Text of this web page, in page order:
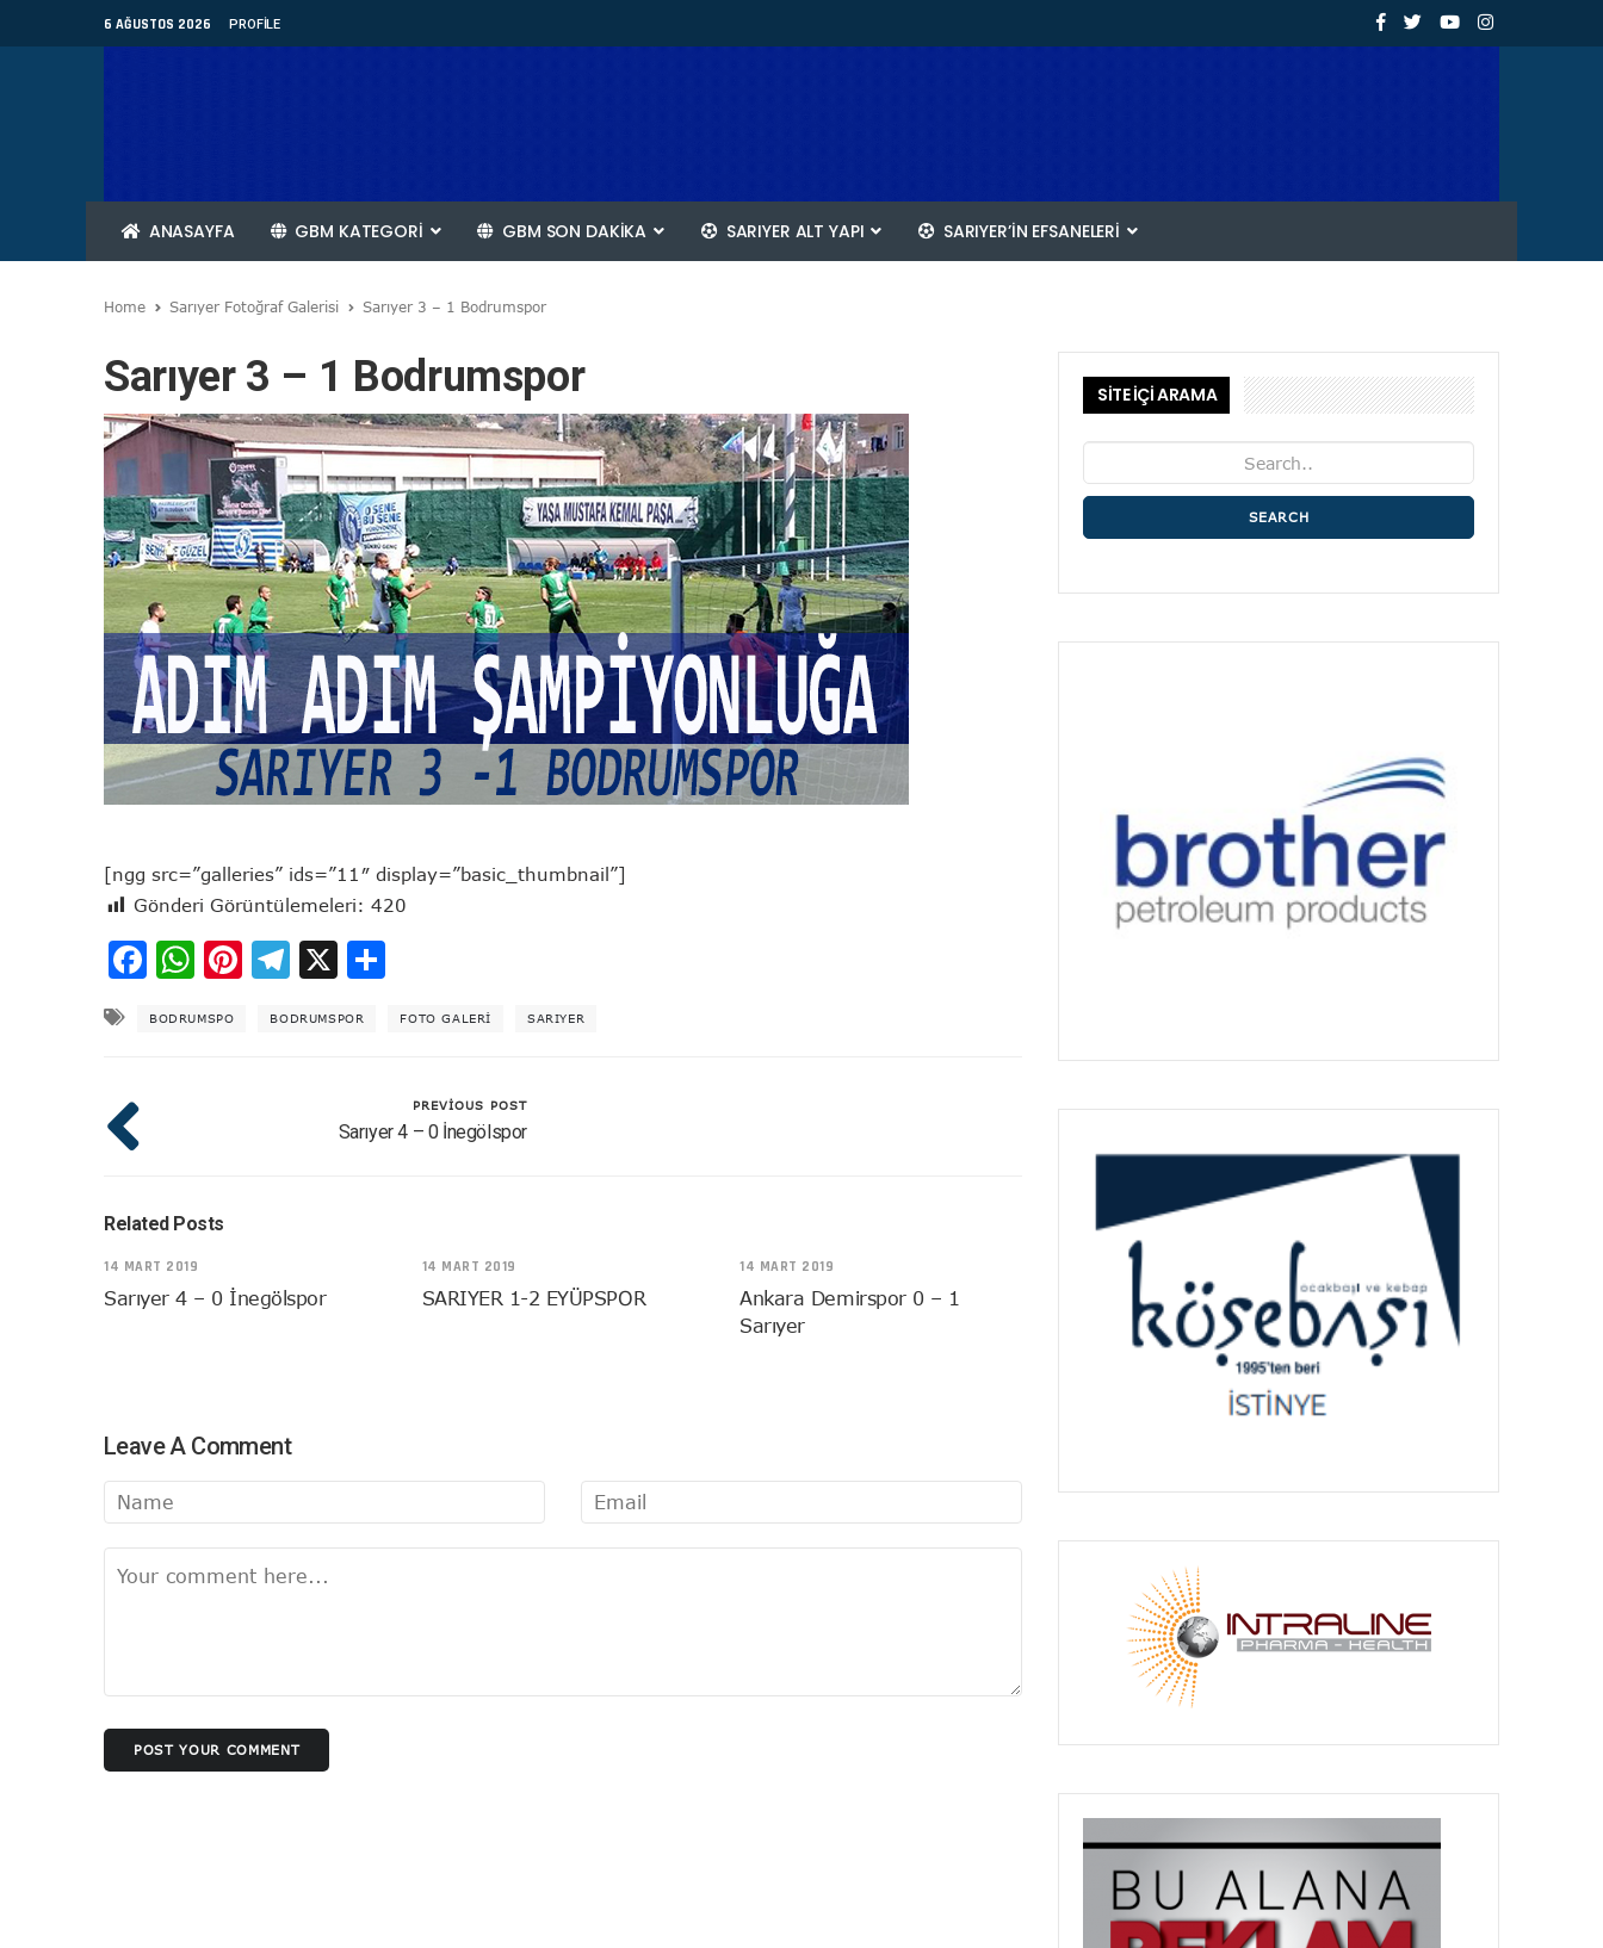
6 AĞUSTOS 2026 PROFILE
ANASAYFA GBM KATEGORİ GBM SON DAKİKA SARIYER ALT YAPI SARIYER’IN EFSANELERI
Home Sarıyer Fotoğraf Galerisi Sarıyer 3 – 1 Bodrumspor
Sarıyer 3 – 1 Bodrumspor
[ngg src=”galleries” ids=”11″ display=”basic_thumbnail”]
Gönderi Görüntülemeleri: 420
Facebook
WhatsApp
Pinterest
Telegram
X
BODRUMSPO BODRUMSPOR FOTO GALERI SARIYER
PREVIOUS POST
Sarıyer 4 – 0 İnegölspor
Related Posts
14 MART 2019
Sarıyer 4 – 0 İnegölspor
14 MART 2019
SARIYER 1-2 EYÜPSPOR
14 MART 2019
Ankara Demirspor 0 – 1
Sarıyer
Leave A Comment
POST YOUR COMMENT
SİTE İÇİ ARAMA
SEARCH